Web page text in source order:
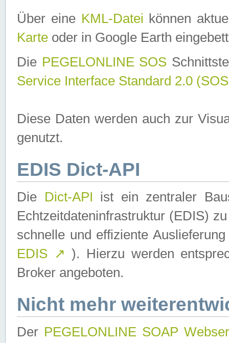
Über eine KML-Datei können
Karte oder in Google Earth
Die PEGELONLINE SOS
Service Interface Standard 2.0
Diese Daten werden auch zur
genutzt.
EDIS Dict-API
Die Dict-API ist ein zentraler
Echtzeitdateninfrastruktur (EDIS)
schnelle und effiziente
EDIS ↗ ). Hierzu werden
Broker angeboten.
Nicht mehr
Der PEGELONLINE SOAP